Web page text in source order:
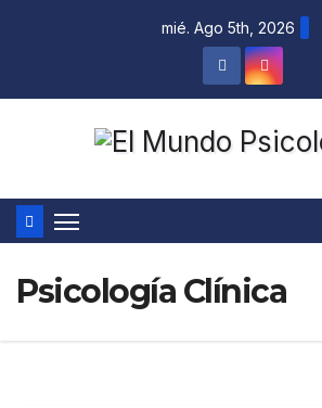
mié. Ago 5th, 2026
Psicología Clínica